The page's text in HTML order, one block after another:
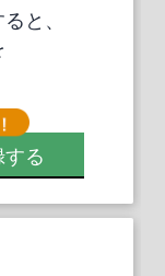
と、
る